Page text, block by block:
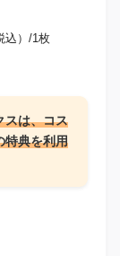
込）/1枚
スは、コス
特典を利用